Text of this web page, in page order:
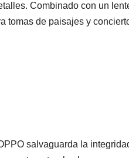
Combinado con un
tomas de paisajes y
salvaguarda la